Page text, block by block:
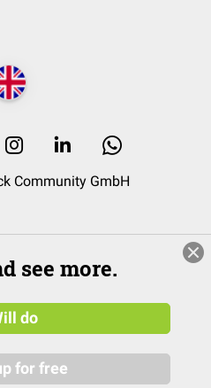
Community GmbH
see more.
do
for free